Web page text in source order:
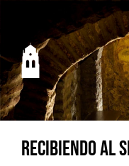
contenido
Recibiendo al